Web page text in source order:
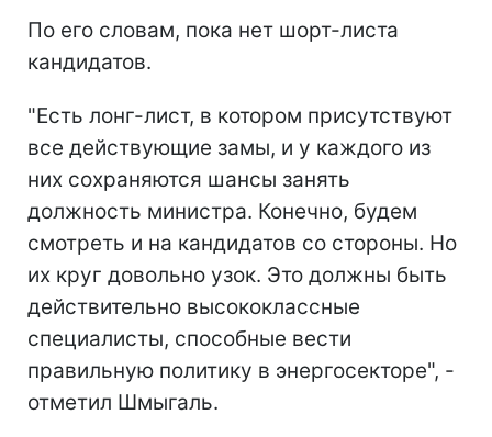
По его словам, пока нет шорт-листа
кандидатов.
"Есть лонг-лист, в котором присутствуют
все действующие замы, и у каждого из
них сохраняются шансы занять
должность министра. Конечно, будем
смотреть и на кандидатов со стороны. Но
их круг довольно узок. Это должны быть
действительно высококлассные
специалисты, способные вести
правильную политику в энергосекторе", -
отметил Шмыгаль.